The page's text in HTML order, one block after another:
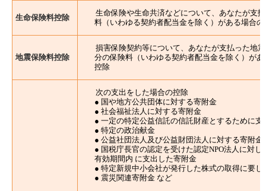
生命保険料控除
生命保険や生命共済などについて、あなたが支
料（いわゆる契約者配当金を除く）がある場合の
地震保険料控除
損害保険契約等について、あなたが支払った地
分の保険料（いわゆる契約者配当金を除く）が
控除
次の支出をした場合の控除
● 国や地方公共団体に対する寄附金
● 社会福祉法人に対する寄附金
● 一定の特定公益信託の信託財産とするために支
● 特定の政治献金
● 公益社団法人及び公益財団法人に対する寄附金
● 国税庁長官の認定を受けた認定NPO法人に対し
有効期間内 に支出した寄附金
● 特定新規中小会社が発行した株式の取得に要し
● 震災関連寄附金 など